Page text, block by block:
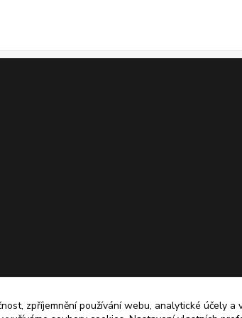
zpříjemnění používání webu, analytické účely